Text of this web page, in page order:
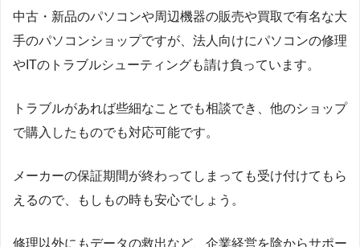
中古・新品のパソコンや周辺機器の販売や買取で有名な大
手のパソコンショップですが、法人向けにパソコンの修理
やITのトラブルシューティングも請け負っています。
トラブルがあれば些細なことでも相談でき、他のショップ
で購入したものでも対応可能です。
メーカーの保証期間が終わってしまっても受け付けてもら
えるので、もしもの時も安心でしょう。
修理以外にもデータの救出など、企業経営を陰からサポー